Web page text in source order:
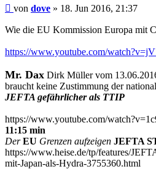
Beitrag
von dove » 18. Jun 2016, 21:37
Wie die EU Kommission Europa mit
https://www.youtube.com/
Mr. Dax Dirk Müller vom
braucht keine Zustimmung der
JEFTA gefährlicher als TTIP
https://www.youtube.com/
11:15 min
Der EU Grenzen aufzeigen JEFTA
https://www.heise.de/tp/features/
mit-Japan-als-Hydra-3755360.html